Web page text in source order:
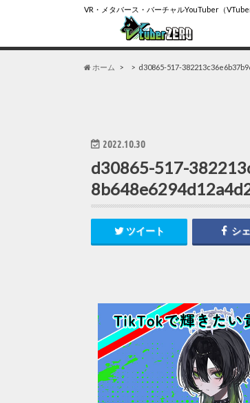
VR・メタバース・バーチャルYouTuber（
ホーム d30865-517-
2022.10.30
d30865-517-
ツイート シ